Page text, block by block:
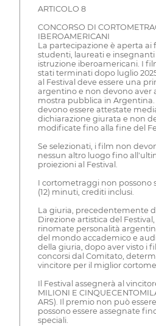
ARTICOLO 8
CONCORSO DI
IBEROAMERICANI
La partecipazione è aperta ai
studenti, laureati e
istruzione iberoamericani. I
stati terminati dopo luglio
al Festival deve essere una
argentino e non devono aver
mostra pubblica in
devono essere attestate
dichiarazione giurata e non
modificate fino alla fine del
Se selezionati, i film non
nessun altro luogo fino
proiezioni al Festival.
I cortometraggi non possono
(12) minuti, crediti inclusi.
La giuria, precedentemente
Direzione artistica del
rinomate personalità
del mondo accademico e
della giuria, dopo aver visto i
concorsi dal Comitato,
vincitore per il miglior
Il Festival assegnerà al
MILIONI E
ARS). Il premio non può
possono essere assegnate
speciali.